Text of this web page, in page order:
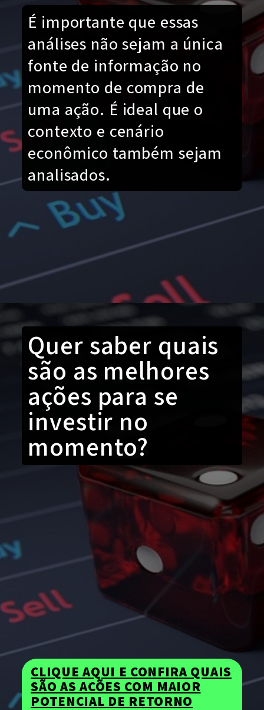
É importante que essas
análises não sejam a única
fonte de informação no
momento de compra de
uma ação. É ideal que o
contexto e cenário
econômico também sejam
analisados.
CLIQUE AQUI E CONFIRA QUAIS
SÃO AS AÇÕES COM MAIOR
POTENCIAL DE RETORNO
Quer saber quais
são as melhores
ações para se
investir no
momento?